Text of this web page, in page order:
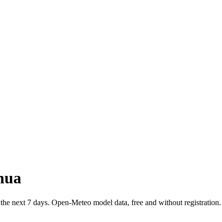
next 7 days. Open-Meteo model data, free and without registration.